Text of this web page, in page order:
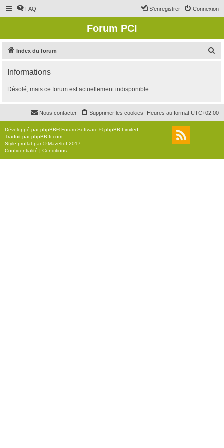
FAQ Connexion
S’enregistrer
Forum PCI
Index du forum
r
c
r
Informations
Désolé, mais ce forum est actuellement indisponible.
Heures au format UTC+02:00
Supprimer les cookies
Nous contacter
Développé parphpBB® Forum Software © phpBB Limited
Traduit parphpBB-fr.com
Style proflat par ©Mazeltof 2017
Confidentialité | Conditions